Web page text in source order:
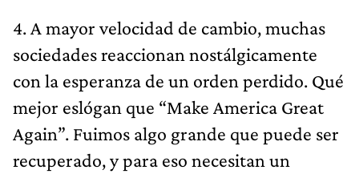
4. A mayor velocidad de cambio, muchas
sociedades reaccionan nostálgicamente
con la esperanza de un orden perdido. Qué
mejor eslógan que “Make America Great
Again”. Fuimos algo grande que puede ser
recuperado, y para eso necesitan un